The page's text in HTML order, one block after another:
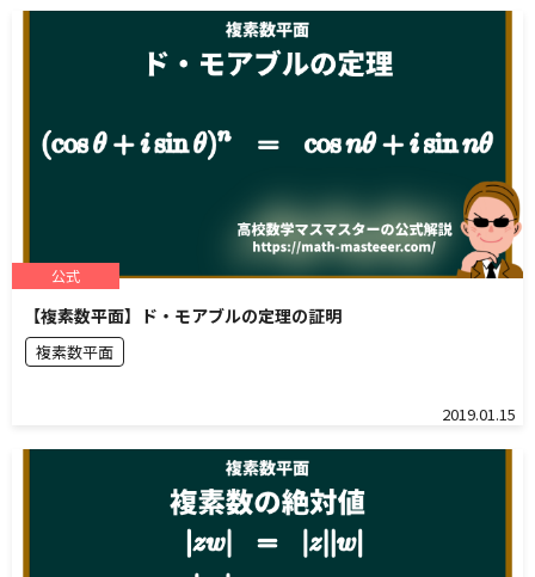
【複素数平面】ド・モアブルの定理の証明
複素数平面
公式
2019.01.15